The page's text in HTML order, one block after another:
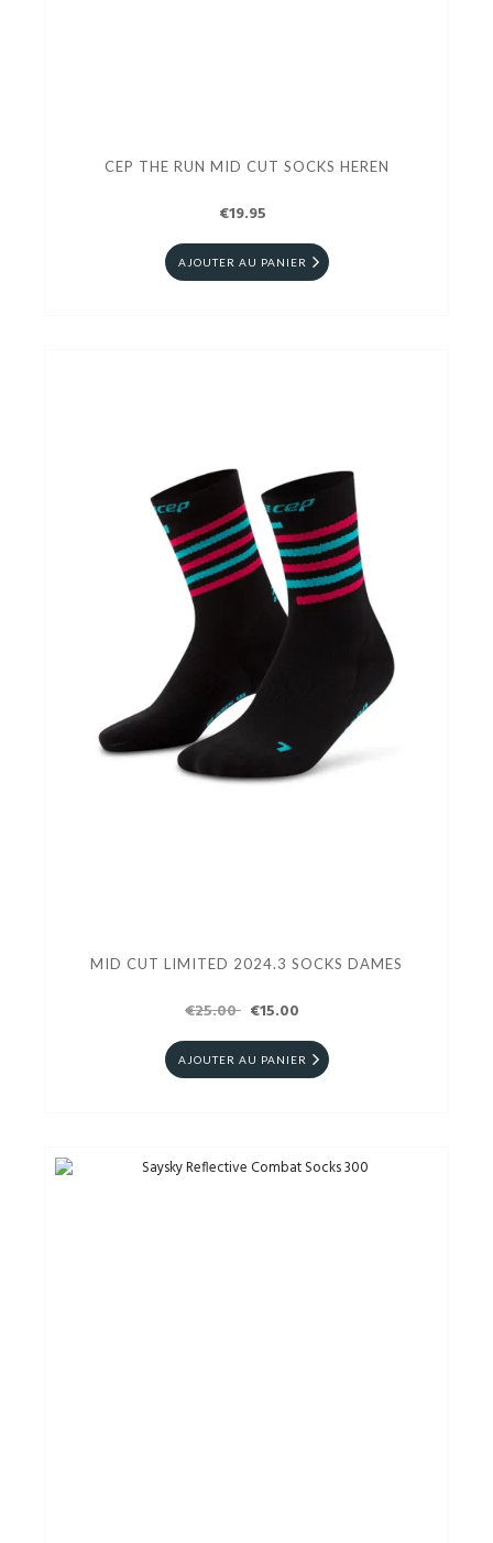
CEP THE RUN MID CUT SOCKS HEREN
€19.95
AJOUTER AU PANIER
MID CUT LIMITED 2024.3 SOCKS DAMES
€25.00 €15.00
AJOUTER AU PANIER